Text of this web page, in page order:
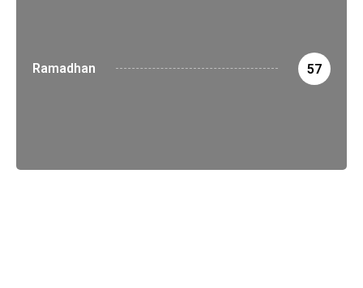
Ramadhan 57